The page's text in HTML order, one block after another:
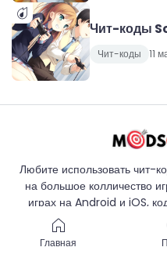
Чит-коды
Чит-коды 11
Любите использовать чит-
на большое колличество
играх на Android и iOS,
исправление ошибок,
Главная